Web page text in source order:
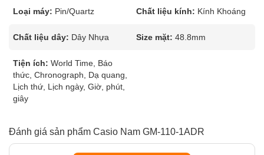
Loại máy: Pin/Quartz Chất liệu kính: Kính Khoáng
Chất liệu dây: Dây Nhựa Size mặt: 48.8mm
Tiện ích: World Time, Báo
thức, Chronograph, Dạ quang,
Lịch thứ, Lịch ngày, Giờ, phút,
giây
Đánh giá sản phẩm Casio Nam GM-110-1ADR